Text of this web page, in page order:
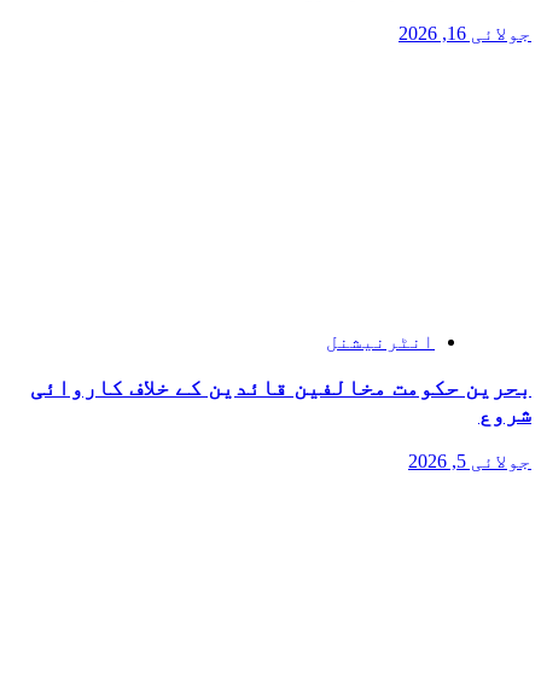
جولائی 16, 2026
انٹرنیشنل
بحرین حکومت مخالفین قائدین کے خلاف کاروائی
شروع
جولائی 5, 2026